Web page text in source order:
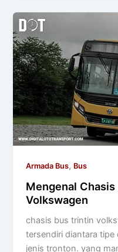
Armada Bus, Bus
Mengenal
Volkswagen
chasis bus trintin
tersendiri diantara
jenis tronton. yang